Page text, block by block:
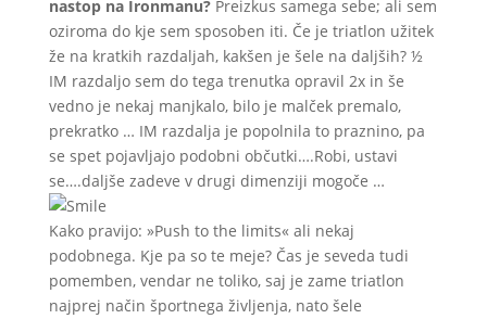
nastop na Ironmanu?Preizkus samega sebe; ali sem
oziroma do kje sem sposoben iti. Če je triatlon užitek
že na kratkih razdaljah, kakšen je šele na daljših? ½
IM razdaljo sem do tega trenutka opravil 2x in še
vedno je nekaj manjkalo, bilo je malček premalo,
prekratko … IM razdalja je popolnila to praznino, pa
se spet pojavljajo podobni občutki….Robi, ustavi
se….daljše zadeve v drugi dimenziji mogoče …
Kako pravijo: »Push to the limits« ali nekaj
podobnega. Kje pa so te meje? Čas je seveda tudi
pomemben, vendar ne toliko, saj je zame triatlon
najprej način športnega življenja, nato šele